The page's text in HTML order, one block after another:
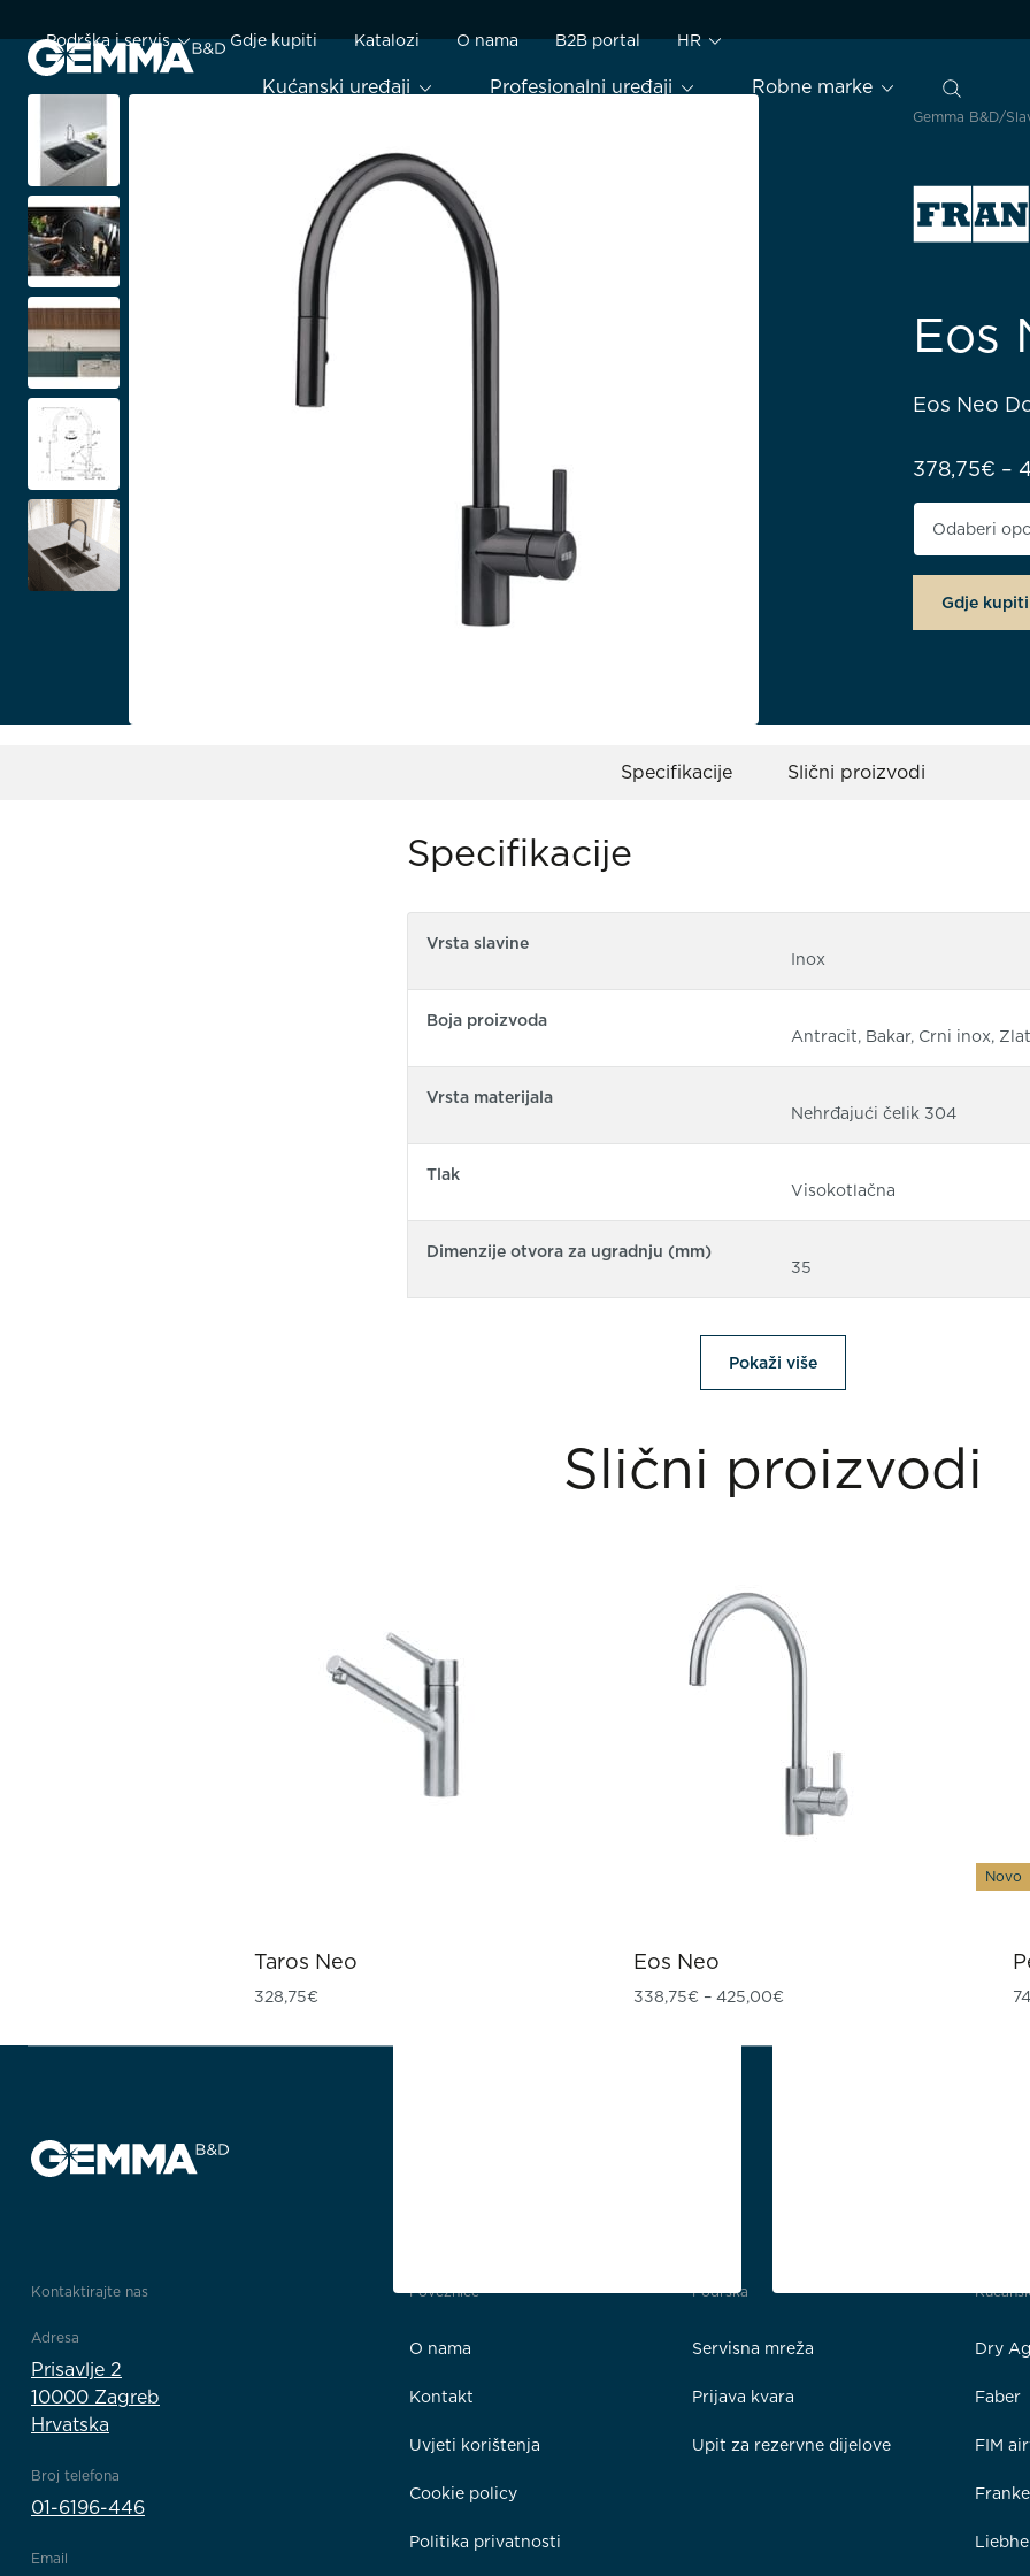
Kućanski uređaji Profesionalni uređaji Robne marke
Podrška i servis Gdje kupiti Katalozi O nama B2B portal HR
Gemma B&D
Eos
Eos Neo
378,75€ –
Boja
Gdje kupiti
Specifikacije Slični proizvodi
Specifikacije
Vrsta slavine
Inox
Boja proizvoda
Antracit, Bakar, Crni inox,
Vrsta materijala
Nehrđajući čelik 304
Tlak
Visokotlačna
Dimenzije otvora za ugradnju (mm)
35
Pokaži više
Slični proizvodi
Taros Neo
328,75€
Eos Neo
338,75€ – 425,00€ Raspon cijena: od 338,75€ do
Novo
Kontaktirajte nas
Adresa
Prisavlje 2
10000 Zagreb
Hrvatska
Broj telefona
01-6196-446
Email
Poveznice
O nama
Kontakt
Uvjeti korištenja
Cookie policy
Politika privatnosti
Podrška
Servisna mreža
Prijava kvara
Upit za rezervne dijelove
Dry
Faber
FIM
Franke